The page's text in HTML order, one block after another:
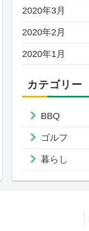
2020年3月
2020年2月
2020年1月
カテゴリー
BBQ
ゴルフ
暮らし